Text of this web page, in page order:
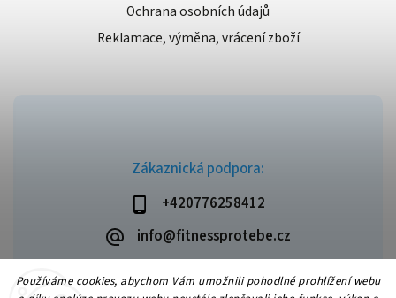
Používáme cookies, abychom Vám umožnili pohodlné prohlížení webu
Zákaznická podpora:
+420776258412
info@fitnessprotebe.cz
Ochrana osobních údajů
Reklamace, výměna, vrácení zboží